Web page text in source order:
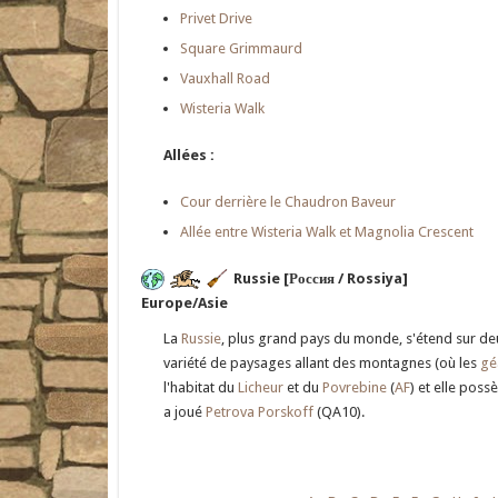
Privet Drive
Square Grimmaurd
Vauxhall Road
Wisteria Walk
Allées :
Cour derrière le Chaudron Baveur
Allée entre Wisteria Walk et Magnolia Crescent
Russie [Россия / Rossiya]
Europe/Asie
La Russie, plus grand pays du monde, s'étend sur
variété de paysages allant des montagnes (où les
l'habitat du Licheur et du Povrebine (AF) et elle
a joué Petrova Porskoff (QA10).